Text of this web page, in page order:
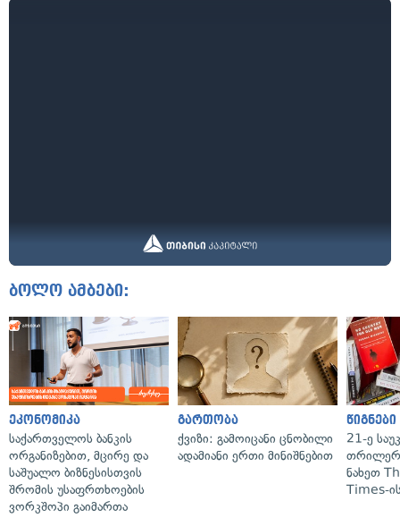
ბოლო ამბები:
ეკონომიკა
საქართველოს ბანკის
ორგანიზებით, მცირე და
საშუალო ბიზნესისთვის
შრომის უსაფრთხოების
ვორკშოპი გაიმართა
გართობა
ქვიზი: გამოიცანი ცნობილი
ადამიანი ერთი მინიშნებით
წიგნები
21-ე
ნახეთ
Times-